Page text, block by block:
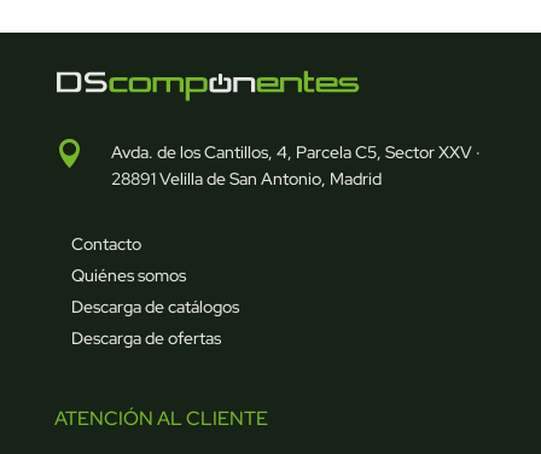

Avda. de los Cantillos, 4, Parcela C5, Sector XXV ·
28891 Velilla de San Antonio, Madrid
Contacto
Quiénes somos
Descarga de catálogos
Descarga de ofertas
ATENCIÓN AL CLIENTE